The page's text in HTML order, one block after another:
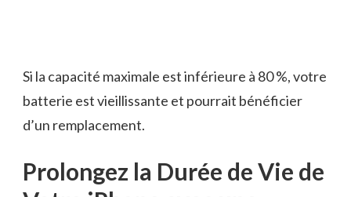
Si la capacité maximale est inférieure à 80 %, votre
batterie est vieillissante et pourrait bénéficier
d’un remplacement.
Prolongez la Durée de Vie de